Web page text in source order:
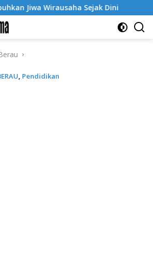
Sejak Dini GratisPol
, Pendidikan